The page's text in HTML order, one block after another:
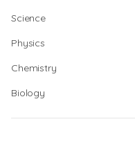
Science
Physics
Chemistry
Biology